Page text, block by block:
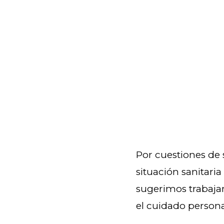
Por cuestiones de
situación sanitaria
sugerimos
el cuidado